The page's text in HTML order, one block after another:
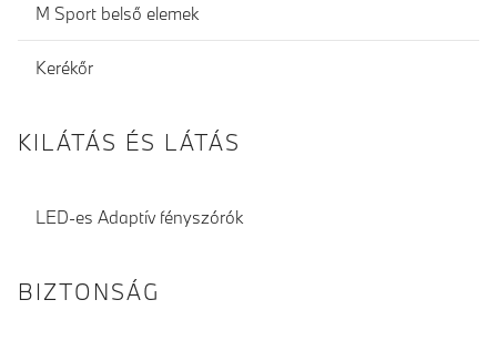
M Sport belső elemek
Kerékőr
KILÁTÁS ÉS LÁTÁS
LED-es Adaptív fényszórók
BIZTONSÁG